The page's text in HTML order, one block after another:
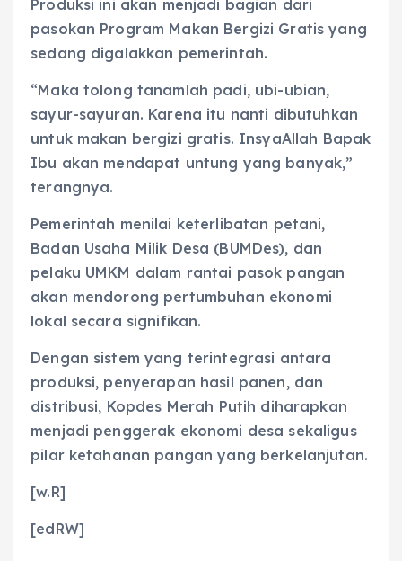
Produksi ini akan menjadi bagian dari
pasokan Program Makan Bergizi Gratis yang
sedang digalakkan pemerintah.
“Maka tolong tanamlah padi, ubi-ubian,
sayur-sayuran. Karena itu nanti dibutuhkan
untuk makan bergizi gratis. InsyaAllah Bapak
Ibu akan mendapat untung yang banyak,”
terangnya.
Pemerintah menilai keterlibatan petani,
Badan Usaha Milik Desa (BUMDes), dan
pelaku UMKM dalam rantai pasok pangan
akan mendorong pertumbuhan ekonomi
lokal secara signifikan.
Dengan sistem yang terintegrasi antara
produksi, penyerapan hasil panen, dan
distribusi, Kopdes Merah Putih diharapkan
menjadi penggerak ekonomi desa sekaligus
pilar ketahanan pangan yang berkelanjutan.
[w.R]
[edRW]